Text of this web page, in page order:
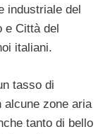
industriale del
e Città del
italiani.
tasso di
zone aria
tanto di bello